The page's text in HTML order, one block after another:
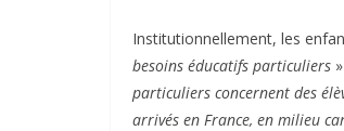
Institutionnellement, les
besoins éducatifs particuliers
particuliers concernent des
arrivés en France, en milieu